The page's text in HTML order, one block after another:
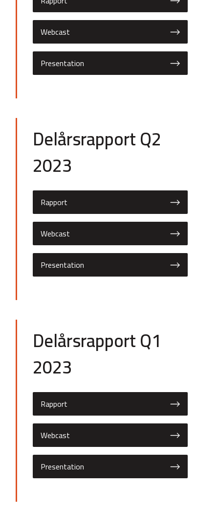
Webcast
Presentation
Delårsrapport Q2
2023
Rapport
Webcast
Presentation
Delårsrapport Q1
2023
Rapport
Webcast
Presentation